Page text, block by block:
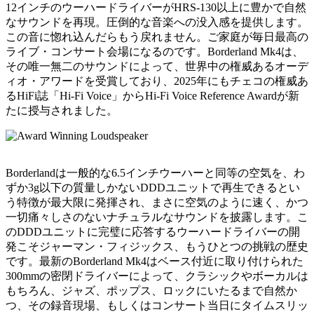
12インチのウーハードライバーがHRS-130以上に豊かで自然
なサウンドを再現。圧倒的な音楽への没入感を提供します。
この音に惚れ込んだらもう戻れません。ご家庭が毎日最高の
ライブ・コンサート会場になるのです。Borderland Mk4は、
その唯一無二のサウンドによって、世界中の権威あるオーデ
ィオ・アワードを受賞しており、2025年にもチェコの権威あ
るHiFi誌「Hi-Fi Voice」からHi-Fi Voice Reference Awardが新
たに授与されました。
Borderlandは一般的な6.5インチウーハーと同等の空気を、わ
ずか3g以下の質量しかないDDDユニットで再生できるとい
う特徴が最大限に発揮され、まさに空気のように速く、かつ
一切痛々しさのないナチュラルなサウンドを披露します。こ
のDDDユニットに完璧に応答するウーハードライバーの開
発こそジャーマン・フィジックス、もうひとつの挑戦の歴史
です。最新のBorderland Mk4はベース付近に取り付けられた
300mmの密閉ドライバーによって、クラシックやボーカルは
もちろん、ジャズ、ポップス、ロックにいたるまで自然か
つ、その録音現場、もしくはコンサート当日にタイムスリッ